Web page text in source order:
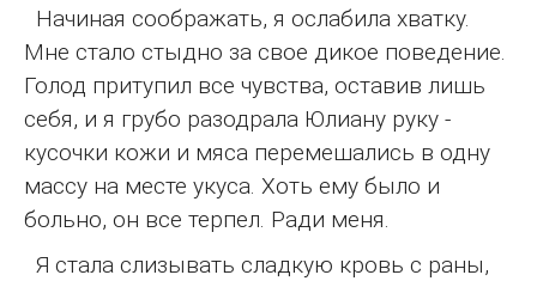
Начиная соображать, я ослабила хватку.
Мне стало стыдно за свое дикое поведение.
Голод притупил все чувства, оставив лишь
себя, и я грубо разодрала Юлиану руку -
кусочки кожи и мяса перемешались в одну
массу на месте укуса. Хоть ему было и
больно, он все терпел. Ради меня.
Я стала слизывать сладкую кровь с раны,